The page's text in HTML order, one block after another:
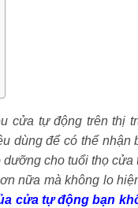
cửa tự động trên thị
dùng để có thể nhận
cho tuổi thọ
nữa mà không lo
cửa tự động bạn